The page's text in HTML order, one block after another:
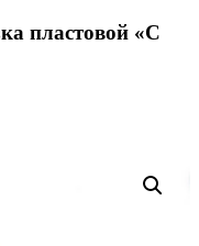
пластовой «С